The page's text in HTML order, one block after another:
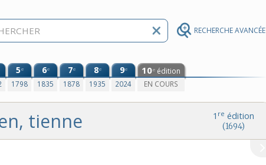
RECHERCHE AVANCÉE
5e
1798
6e
1835
7e
1878
8e
1935
9e
2024
10e édition
EN COURS
1 re édition
(1694)
tienne